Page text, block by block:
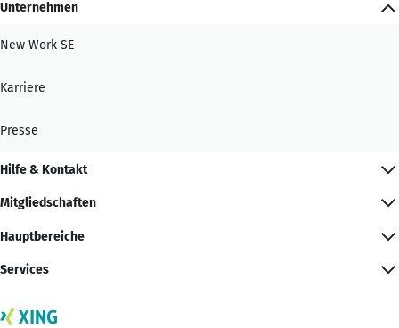
Unternehmen
New Work SE
Karriere
Presse
Hilfe & Kontakt
Mitgliedschaften
Hauptbereiche
Services